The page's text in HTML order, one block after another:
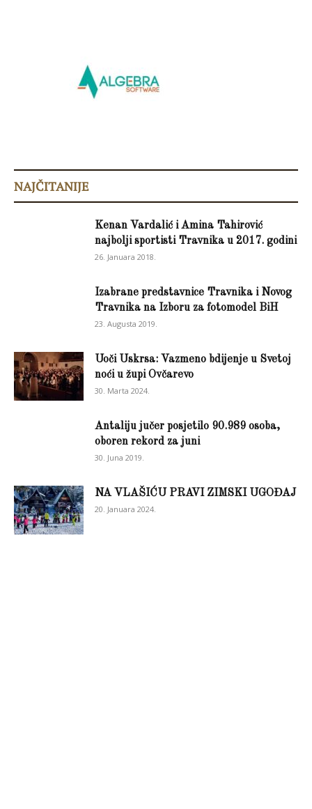
NAJČITANIJE
Kenan Vardalić i Amina Tahirović
najbolji sportisti Travnika u 2017. godini
26. Januara 2018.
Izabrane predstavnice Travnika i Novog
Travnika na Izboru za fotomodel BiH
23. Augusta 2019.
Uoči Uskrsa: Vazmeno bdijenje u Svetoj
noći u župi Ovčarevo
30. Marta 2024.
Antaliju jučer posjetilo 90.989 osoba,
oboren rekord za juni
30. Juna 2019.
NA VLAŠIĆU PRAVI ZIMSKI UGOĐAJ
20. Januara 2024.